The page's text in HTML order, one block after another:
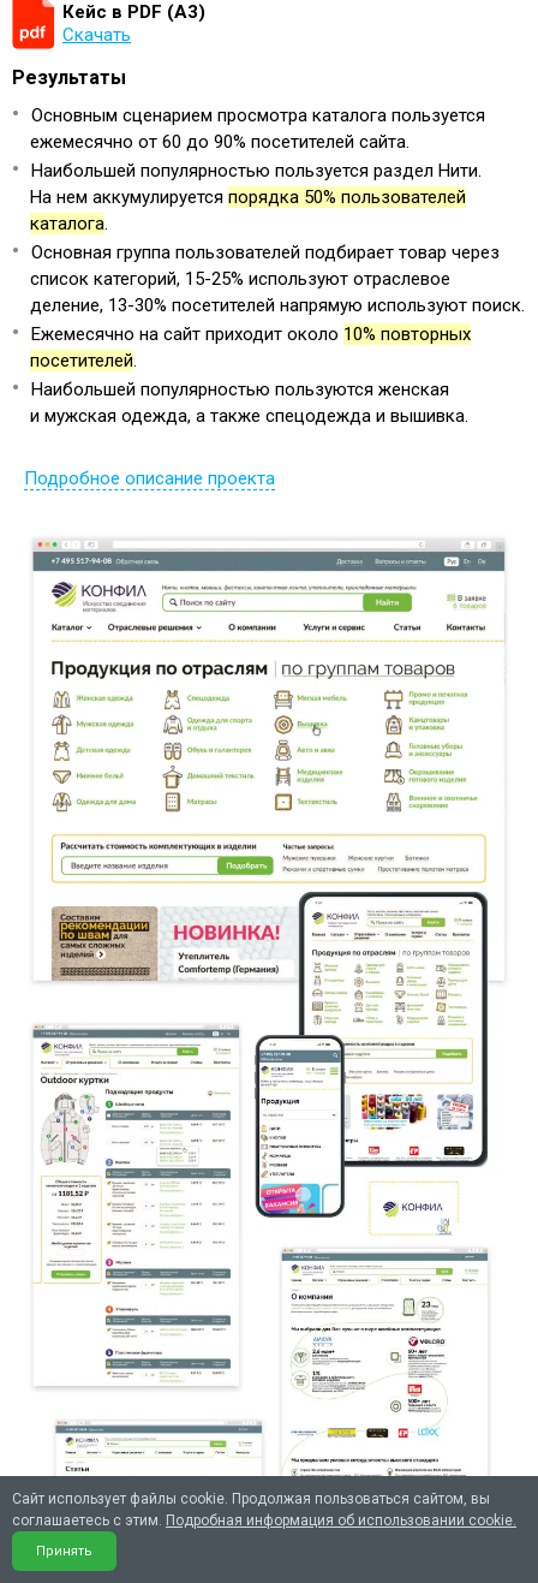
Кейс в PDF (А3)
Скачать
Результаты
Основным сценарием просмотра каталога пользуется
ежемесячно от 60 до 90% посетителей сайта.
Наибольшей популярностью пользуется раздел Нити.
На нем аккумулируется порядка 50% пользователей
каталога.
Основная группа пользователей подбирает товар через
список категорий, 15-25% используют отраслевое
деление, 13-30% посетителей напрямую используют поиск.
Ежемесячно на сайт приходит около 10% повторных
посетителей.
Наибольшей популярностью пользуются женская
и мужская одежда, а также спецодежда и вышивка.
Подробное описание проекта
Сайт использует файлы cookie. Продолжая пользоваться сайтом, вы
соглашаетесь с этим. Подробная информация об использовании cookie.
Принять